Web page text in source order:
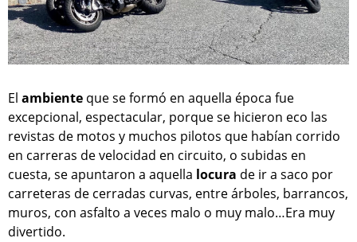
El ambiente que se formó en aquella época fue
excepcional, espectacular, porque se hicieron eco las
revistas de motos y muchos pilotos que habían corrido
en carreras de velocidad en circuito, o subidas en
cuesta, se apuntaron a aquella locura de ir a saco por
carreteras de cerradas curvas, entre árboles, barrancos,
muros, con asfalto a veces malo o muy malo…Era muy
divertido.